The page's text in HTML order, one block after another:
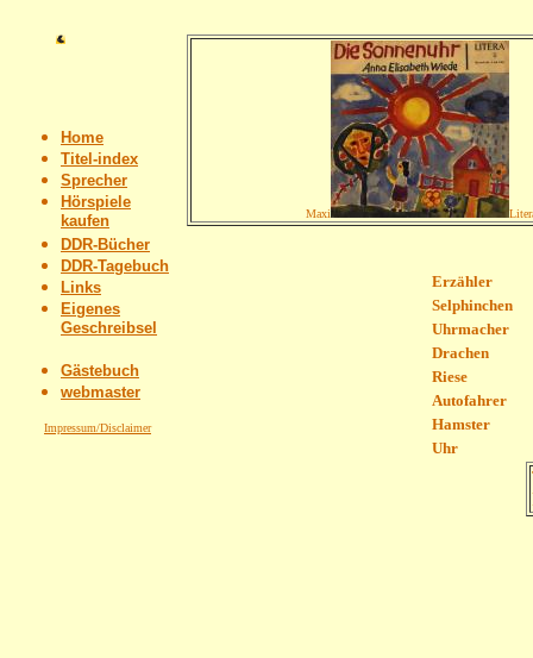
Home
Titel-index
Sprecher
Hörspiele
kaufen
DDR-Bücher
DDR-Tagebuch
Links
Eigenes
Geschreibsel
Gästebuch
webmaster
Impressum/Disclaimer
Maxi
Erzähler
Selphinchen
Uhrmacher
Drachen
Riese
Autofahrer
Hamster
Uhr